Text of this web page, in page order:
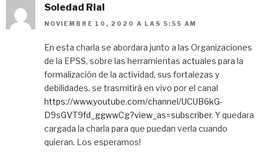
Soledad Rial
NOVIEMBRE 10, 2020 A LAS 5:55 AM
En esta charla se abordara junto a las Organizaciones
de la EPSS, sobre las herramientas actuales para la
formalización de la actividad, sus fortalezas y
debilidades, se trasmitirá en vivo por el canal
https://www.youtube.com/channel/UCUB6kG-
D9sGVT9fd_ggwwCg?view_as=subscriber. Y quedara
cargada la charla para que puedan verla cuando
quieran. Los esperamos!